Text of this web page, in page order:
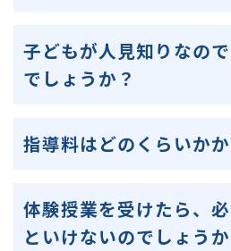
子どもが人見知りなの
でしょうか？
指導料はどのくらいか
体験授業を受けたら、
といけないのでしょうか